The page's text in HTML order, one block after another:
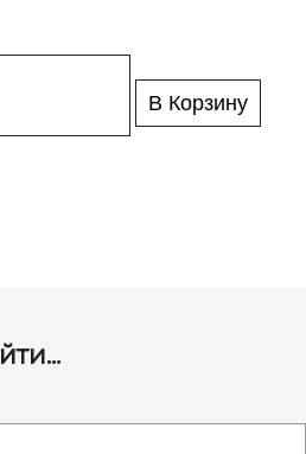
В Корзину